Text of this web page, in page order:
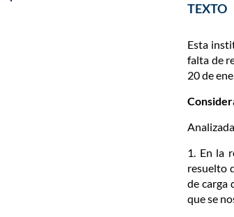
TEXTO
Esta
falta de
20 de
1. En la
resuelto
de carga
que se